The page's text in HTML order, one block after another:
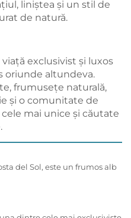
liniștea și un stil de
de natură.
exclusivist și luxos
oriunde altundeva.
frumusețe naturală,
și o comunitate de
mai unice și căutate
del Sol, este un frumos alb